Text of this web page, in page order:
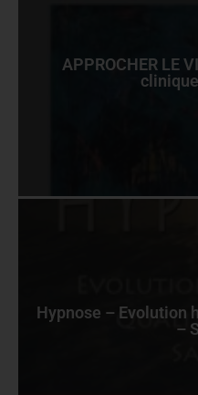
APPROCHER LE
Hypnose – Evolution
–